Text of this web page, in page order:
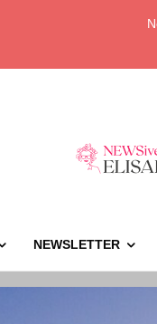
NEWSLETTER